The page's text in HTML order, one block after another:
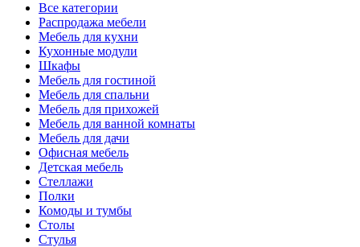
Все категории
Распродажа мебели
Мебель для кухни
Кухонные модули
Шкафы
Мебель для гостиной
Мебель для спальни
Мебель для прихожей
Мебель для ванной комнаты
Мебель для дачи
Офисная мебель
Детская мебель
Стеллажи
Полки
Комоды и тумбы
Столы
Стулья